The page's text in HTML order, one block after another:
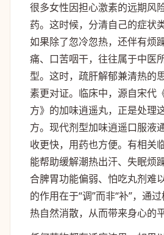
很多女性因担心激素的远期风
药。这时候，分清自己的症状
如果除了忽冷忽热，还伴有烦
痛、口苦咽干，往往属于中医
型。这时，疏肝解郁兼清热的
素更对证。临床中，源自宋代
方》的加味逍遥丸，正是处理
方。现代剂型加味逍遥口服液
收更快，用药也方便。有相关
能帮助缓解潮热出汗、失眠烦
合脾胃功能偏弱、怕吃丸剂难
的作用在于“调”而非“补”，通
热自然消散，从而带来身心的